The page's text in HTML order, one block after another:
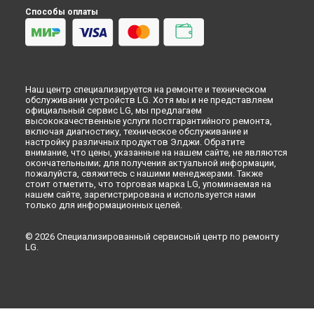
Способы оплаты
Наш центр специализируется на ремонте и техническом
обслуживании устройств LG. Хотя мы и не представляем
официальный сервис LG, мы предлагаем
высококачественные услуги постгарантийного ремонта,
включая диагностику, техническое обслуживание и
настройку различных продуктов Элджи. Обратите
внимание, что цены, указанные на нашем сайте, не являются
окончательными; для получения актуальной информации,
пожалуйста, свяжитесь с нашими менеджерами. Также
стоит отметить, что торговая марка LG, упоминаемая на
нашем сайте, зарегистрирована и используется нами
только для информационных целей.
© 2026 Специализированный сервисный центр по ремонту
LG.